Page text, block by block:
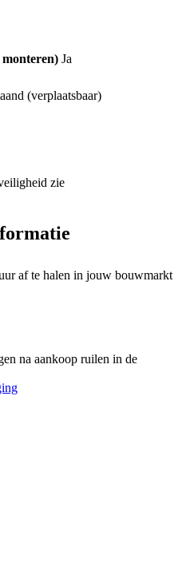
Ja
(verplaatsbaar)
zie
af te halen in jouw bouwmarkt
na aankoop ruilen in de